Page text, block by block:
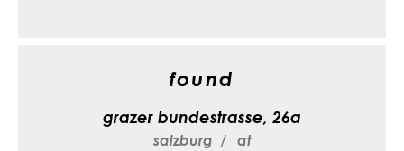
found
grazer bundestrasse, 26a
salzburg
at